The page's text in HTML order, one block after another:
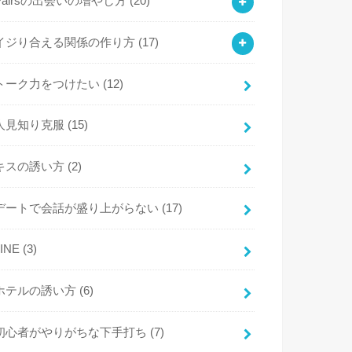
ジり合える関係の作り方 (17)
ーク力をつけたい (12)
見知り克服 (15)
スの誘い方 (2)
ートで会話が盛り上がらない (17)
(3)
テルの誘い方 (6)
心者がやりがちな下手打ち (7)